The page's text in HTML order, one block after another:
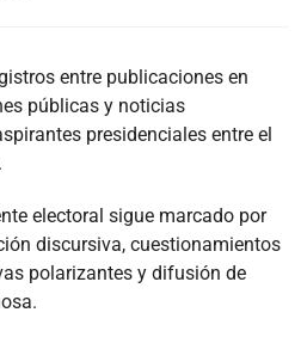
entre publicaciones en
públicas y noticias
presidenciales entre el
electoral sigue marcado por
discursiva, cuestionamientos
polarizantes y difusión de